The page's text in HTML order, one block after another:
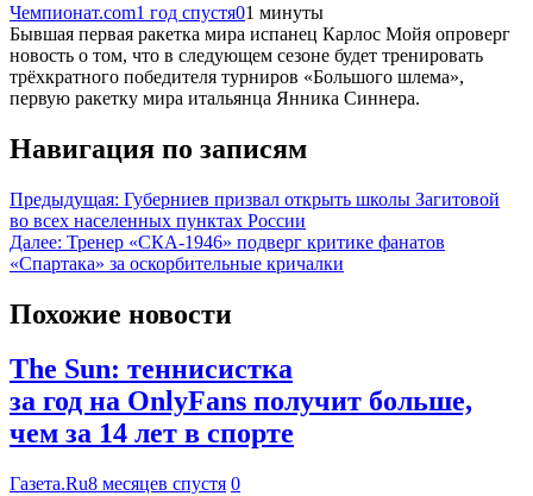
Чемпионат.com1 год спустя01 минуты
Бывшая первая ракетка мира испанец Карлос Мойя опроверг
новость о том, что в следующем сезоне будет тренировать
трёхкратного победителя турниров «Большого шлема»,
первую ракетку мира итальянца Янника Синнера.
Навигация по записям
Предыдущая: Губерниев призвал открыть школы Загитовой
во всех населенных пунктах России
Далее: Тренер «СКА-1946» подверг критике фанатов
«Спартака» за оскорбительные кричалки
Похожие новости
The Sun: теннисистка
за год на OnlyFans получит больше,
чем за 14 лет в спорте
Газета.Ru8 месяцев спустя 0